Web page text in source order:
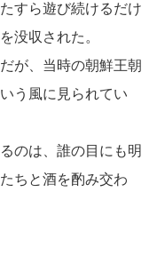
すら遊び続けるだけ
没収された。
が、当時の朝鮮王朝
う風に見られてい
のは、誰の目にも明
ちと酒を酌み交わ